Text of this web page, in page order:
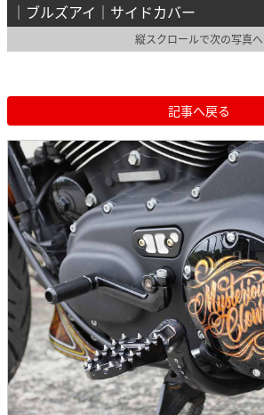
｜ブルズアイ｜サイドカバー
縦スクロールで次の写真へ
記事へ戻る